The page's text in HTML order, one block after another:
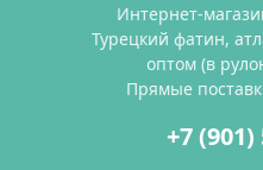
Интернет-
Турецкий фатин,
оптом (в
Прямые
+7 (901)